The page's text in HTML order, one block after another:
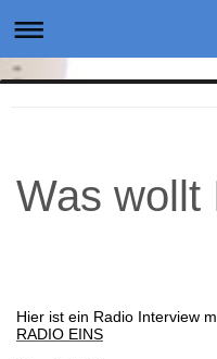
Was wollt
Hier ist ein Radio Interview
RADIO EINS